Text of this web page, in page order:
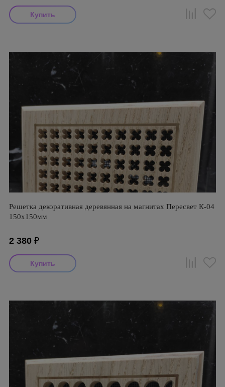
Решетка декоративная деревянная на магнитах Пересвет К-04
150х150мм
2 380 ₽